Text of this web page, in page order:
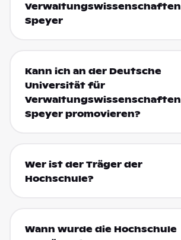
Verwaltungswissenschaften
Speyer
Kann ich an der Deutsche
Universität für
Verwaltungswissenschaften
Speyer promovieren?
Wer ist der Träger der
Hochschule?
Wann wurde die Hochschule